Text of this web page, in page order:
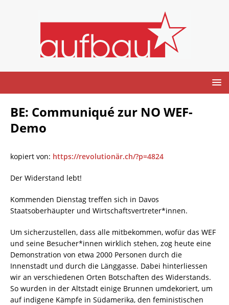
BE: Communiqué zur NO WEF-
Demo
kopiert von: https://revolutionär.ch/?p=4824
Der Widerstand lebt!
Kommenden Dienstag treffen sich in Davos
Staatsoberhäupter und Wirtschaftsvertreter*innen.
Um sicherzustellen, dass alle mitbekommen, wofür das WEF
und seine Besucher*innen wirklich stehen, zog heute eine
Demonstration von etwa 2000 Personen durch die
Innenstadt und durch die Länggasse. Dabei hinterliessen
wir an verschiedenen Orten Botschaften des Widerstands.
So wurden in der Altstadt einige Brunnen umdekoriert, um
auf indigene Kämpfe in Südamerika, den feministischen